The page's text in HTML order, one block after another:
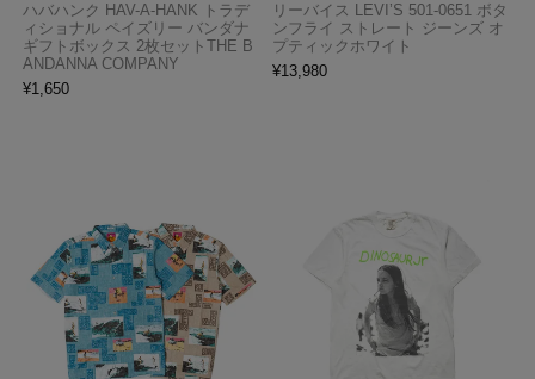
ハバハンク HAV-A-HANK トラデ
ィショナル ペイズリー バンダナ
ギフトボックス 2枚セットTHE B
ANDANNA COMPANY
¥1,650
リーバイス LEVI’S 501-0651 ボタ
ンフライ ストレート ジーンズ オ
プティックホワイト
¥13,980